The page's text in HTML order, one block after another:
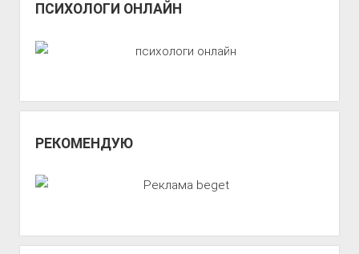
ПСИХОЛОГИ ОНЛАЙН
РЕКОМЕНДУЮ